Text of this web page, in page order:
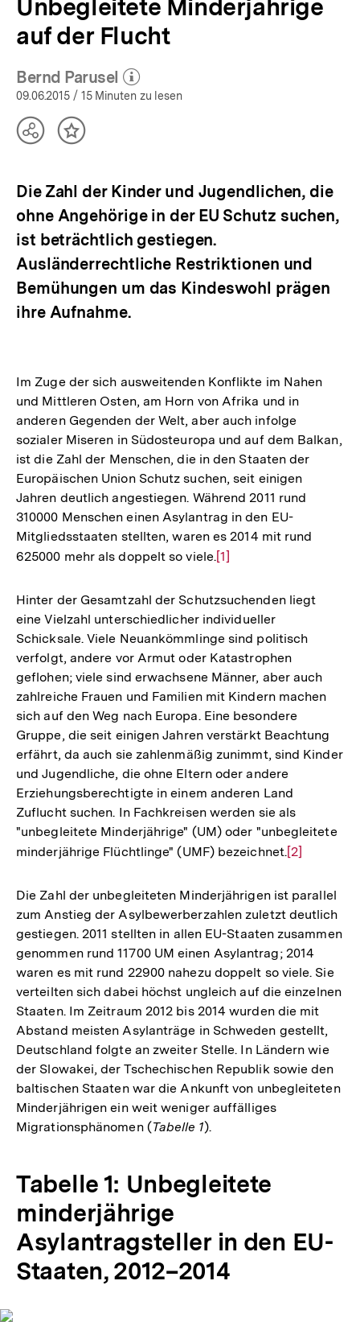
Unbegleitete Minderjährige
auf der Flucht
Bernd Parusel
(Mehr zum Autor)
öffnen
09.06.2015 / 15 Minuten zu lesen
TeilenInhalt
Die Zahl der Kinder und Jugendlichen, die
ohne Angehörige in der EU Schutz suchen,
ist beträchtlich gestiegen.
Ausländerrechtliche Restriktionen und
Bemühungen um das Kindeswohl prägen
ihre Aufnahme.
Im Zuge der sich ausweitenden Konflikte im Nahen
und Mittleren Osten, am Horn von Afrika und in
anderen Gegenden der Welt, aber auch infolge
sozialer Miseren in Südosteuropa und auf dem Balkan,
ist die Zahl der Menschen, die in den Staaten der
Europäischen Union Schutz suchen, seit einigen
Jahren deutlich angestiegen. Während 2011 rund
310000 Menschen einen Asylantrag in den EU-
Mitgliedsstaaten stellten, waren es 2014 mit rund
625000 mehr als doppelt so viele.Zur
der
Fußnote
[1]
Hinter der Gesamtzahl der Schutzsuchenden liegt
eine Vielzahl unterschiedlicher individueller
Schicksale. Viele Neuankömmlinge sind politisch
verfolgt, andere vor Armut oder Katastrophen
geflohen; viele sind erwachsene Männer, aber auch
zahlreiche Frauen und Familien mit Kindern machen
sich auf den Weg nach Europa. Eine besondere
Gruppe, die seit einigen Jahren verstärkt Beachtung
erfährt, da auch sie zahlenmäßig zunimmt, sind Kinder
und Jugendliche, die ohne Eltern oder andere
Erziehungsberechtigte in einem anderen Land
Zuflucht suchen. In Fachkreisen werden sie als
"unbegleitete Minderjährige" (UM) oder "unbegleitete
minderjährige Flüchtlinge" (UMF) bezeichnet.Zur
der
Fußnote
[2]
Die Zahl der unbegleiteten Minderjährigen ist parallel
zum Anstieg der Asylbewerberzahlen zuletzt deutlich
gestiegen. 2011 stellten in allen EU-Staaten zusammen
genommen rund 11700 UM einen Asylantrag; 2014
waren es mit rund 22900 nahezu doppelt so viele. Sie
verteilten sich dabei höchst ungleich auf die einzelnen
Staaten. Im Zeitraum 2012 bis 2014 wurden die mit
Abstand meisten Asylanträge in Schweden gestellt,
Deutschland folgte an zweiter Stelle. In Ländern wie
der Slowakei, der Tschechischen Republik sowie den
baltischen Staaten war die Ankunft von unbegleiteten
Minderjährigen ein weit weniger auffälliges
Migrationsphänomen (Tabelle 1).
Tabelle 1: Unbegleitete
minderjährige
Asylantragsteller in den EU-
Staaten, 2012–2014